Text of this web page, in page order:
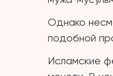
Однако
подобной
Исламские